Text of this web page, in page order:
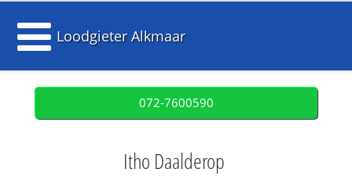
Loodgieter Alkmaar
072-7600590
Itho Daalderop